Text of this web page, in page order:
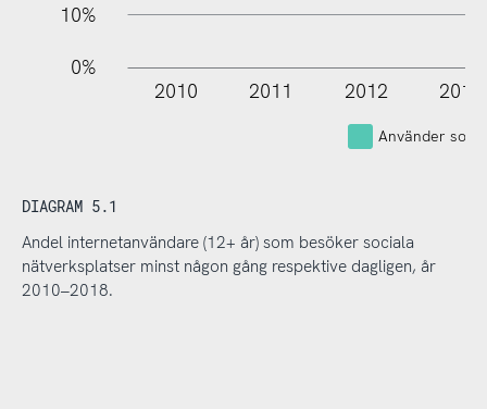
10%
0%
2010 2011 2012 2013
Använder
DIAGRAM 5.1
Andel internetanvändare (12+ år) som besöker sociala
nätverksplatser minst någon gång respektive dagligen, år
2010–2018.